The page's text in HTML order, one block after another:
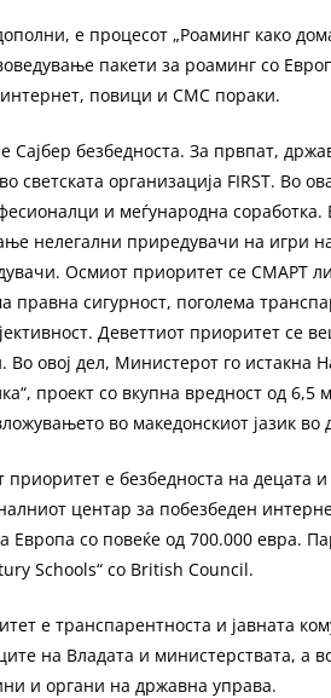
е процесот „Роаминг како
пакети за роаминг со
повици и СМС пораки.
Сајбер безбедноста. За првпат,
светската организација FIRST. Во
и меѓународна соработка.
нелегални приредувачи на игри
Осмиот приоритет се СМАРТ
правна сигурност, поголема
Деветтиот приоритет се
Во овој дел, Министерот го истакна
проект со вкупна вредност од 6,5
во македонскиот јазик
приоритет е безбедноста на децата
центар за побезбеден
Европа со повеќе од 700.000 евра.
Schools“ со British Council.
е транспарентноста и јавната
на Владата и министерствата, а
и органи на државна управа.